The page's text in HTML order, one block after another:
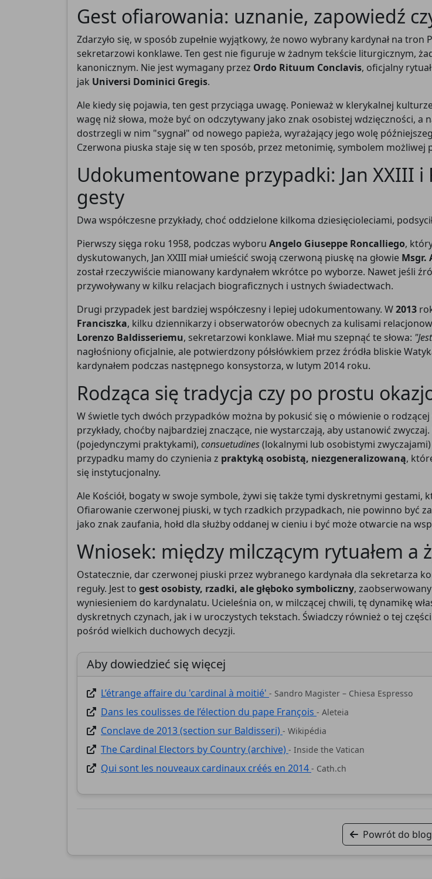
Gest ofiarowania: uznanie, zapowiedź
Zdarzyło się, w sposób zupełnie wyjątkowy, że nowo wybrany kardynał na
sekretarzowi konklawe. Ten gest nie figuruje w żadnym tekście liturgicznym,
kanonicznym. Nie jest wymagany przez Ordo Rituum Conclavis, oficjalny
jak Universi Dominici Gregis.
Ale kiedy się pojawia, ten gest przyciąga uwagę. Ponieważ w klerykalnej
wagę niż słowa, może być on odczytywany jako znak osobistej wdzięczności,
dostrzegli w nim "sygnał" od nowego papieża, wyrażający jego wolę
Czerwona piuska staje się w ten sposób, przez metonimię, symbolem możliwej
Udokumentowane przypadki: Jan XXIII i
gesty
Dwa współczesne przykłady, choć oddzielone kilkoma dziesięcioleciami,
Pierwszy sięga roku 1958, podczas wyboru Angelo Giuseppe Roncalliego,
dyskutowanych, Jan XXIII miał umieścić swoją czerwoną piuskę na głowie Msgr.
został rzeczywiście mianowany kardynałem wkrótce po wyborze. Nawet jeśli
przywoływany w kilku relacjach biograficznych i ustnych świadectwach.
Drugi przypadek jest bardziej współczesny i lepiej udokumentowany. W2013
Franciszka, kilku dziennikarzy i obserwatorów obecnych za kulisami
Lorenzo Baldisseriemu, sekretarzowi konklawe. Miał mu szepnąć te słowa:
nagłośniony oficjalnie, ale potwierdzony półsłówkiem przez źródła bliskie
kardynałem podczas następnego konsystorza, w lutym 2014 roku.
Rodząca się tradycja czy po prostu
W świetle tych dwóch przypadków można by pokusić się o mówienie o
przykłady, choćby najbardziej znaczące, nie wystarczają, aby ustanowić
(pojedynczymi praktykami), consuetudines(lokalnymi lub osobistymi
przypadku mamy do czynienia z praktyką osobistą, niezgeneralizowaną,
się instytucjonalny.
Ale Kościół, bogaty w swoje symbole, żywi się także tymi dyskretnymi
Ofiarowanie czerwonej piuski, w tych rzadkich przypadkach, nie powinno być
jako znak zaufania, hołd dla służby oddanej w cieniu i być może otwarcie na
Wniosek: między milczącym rytuałem a
Ostatecznie, dar czerwonej piuski przez wybranego kardynała dla sekretarza
reguły. Jest to gest osobisty, rzadki, ale głęboko symboliczny,
wyniesieniem do kardynalatu. Ucieleśnia on, w milczącej chwili, tę dynamikę
dyskretnych czynach, jak i w uroczystych tekstach. Świadczy również o tej
pośród wielkich duchowych decyzji.
Aby dowiedzieć się więcej
L’étrange affaire du 'cardinal à moitié' - Sandro Magister – Chiesa Espresso
Dans les coulisses de l’élection du pape François - Aleteia
Conclave de 2013 (section sur Baldisseri) - Wikipédia
The Cardinal Electors by Country (archive) - Inside the Vatican
Qui sont les nouveaux cardinaux créés en 2014 - Cath.ch
Powrót do
Pomóż nam
CatéGPT, organizacja stojąca
potrzebuje Twojego wsparcia,
Kościoła
techniczny